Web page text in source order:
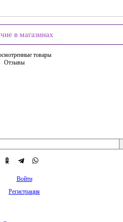
в магазинах
товары
Отзывы
Войти
Регистрация